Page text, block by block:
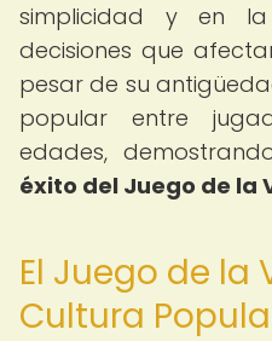
simplicidad y en
decisiones que
pesar de su
popular entre
edades,
éxito del Juego de la
El Juego de la
Cultura